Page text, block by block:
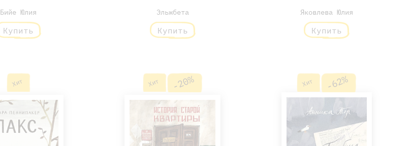
Бийе Юлия
Купить
Эльжбета
Купить
Яковлева Юлия
Купить
Хит Хит -20% Хит -62%